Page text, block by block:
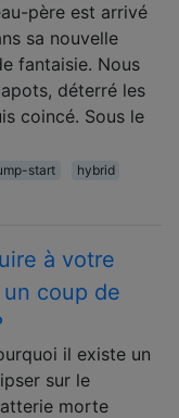
père est arrivé
sa nouvelle
fantaisie. Nous
déterré les
coincé. Sous le
start
hybrid
à votre
coup de
il existe un
sur le
morte